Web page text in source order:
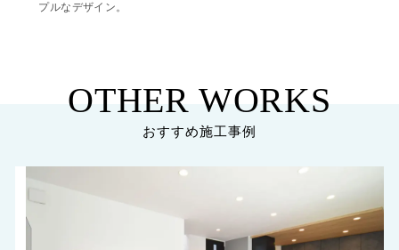
プルなデザイン。
OTHER WORKS
おすすめ施工事例